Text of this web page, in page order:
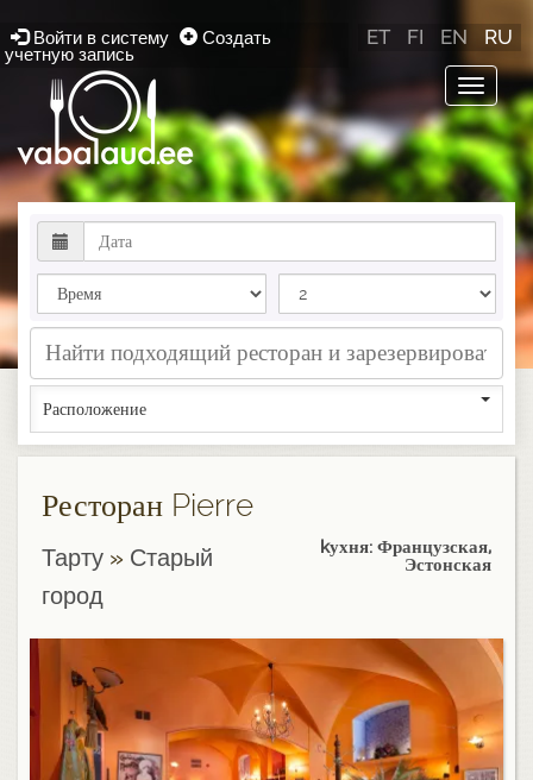
Toggle
Войти в систему
Создать
учетную запись
ET FI EN RU
Расположение
Ресторан Pierre
Тарту » Старый
город
kухня: Французская,
Эстонская